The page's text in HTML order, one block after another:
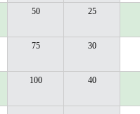
50 25
75 30
100 40